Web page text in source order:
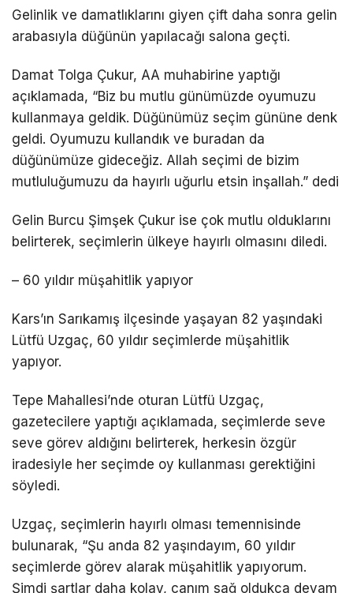
Gelinlik ve damatlıklarını giyen çift daha sonra gelin
arabasıyla düğünün yapılacağı salona geçti.
Damat Tolga Çukur, AA muhabirine yaptığı
açıklamada, “Biz bu mutlu günümüzde oyumuzu
kullanmaya geldik. Düğünümüz seçim gününe denk
geldi. Oyumuzu kullandık ve buradan da
düğünümüze gideceğiz. Allah seçimi de bizim
mutluluğumuzu da hayırlı uğurlu etsin inşallah.” dedi
Gelin Burcu Şimşek Çukur ise çok mutlu olduklarını
belirterek, seçimlerin ülkeye hayırlı olmasını diledi.
– 60 yıldır müşahitlik yapıyor
Kars’ın Sarıkamış ilçesinde yaşayan 82 yaşındaki
Lütfü Uzgaç, 60 yıldır seçimlerde müşahitlik
yapıyor.
Tepe Mahallesi’nde oturan Lütfü Uzgaç,
gazetecilere yaptığı açıklamada, seçimlerde seve
seve görev aldığını belirterek, herkesin özgür
iradesiyle her seçimde oy kullanması gerektiğini
söyledi.
Uzgaç, seçimlerin hayırlı olması temennisinde
bulunarak, “Şu anda 82 yaşındayım, 60 yıldır
seçimlerde görev alarak müşahitlik yapıyorum.
Şimdi şartlar daha kolay, canım sağ oldukça devam